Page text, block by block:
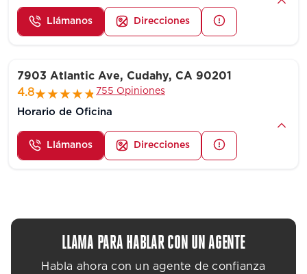
Llámanos Direcciones
7903 Atlantic Ave, Cudahy, CA 90201
4.8
755 Opiniones
Horario de Oficina
Llámanos Direcciones
LLAMA PARA HABLAR CON UN AGENTE
Habla ahora con un agente de confianza